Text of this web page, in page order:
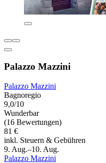
Palazzo Mazzini
Palazzo Mazzini
Bagnoregio
9,0/10
Wunderbar
(16 Bewertungen)
81 €
inkl. Steuern & Gebühren
9. Aug.–10. Aug.
Palazzo Mazzini